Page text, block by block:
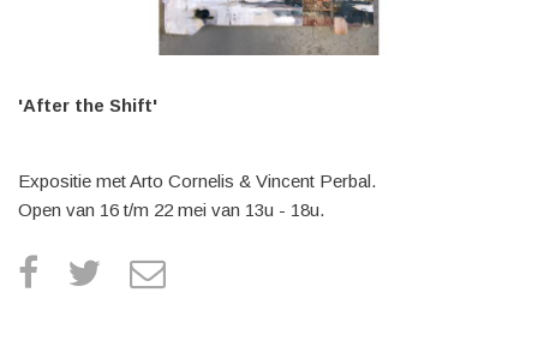
'After the Shift'
Expositie met Arto Cornelis & Vincent Perbal.
Open van 16 t/m 22 mei van 13u - 18u.
facebook
twitter
e